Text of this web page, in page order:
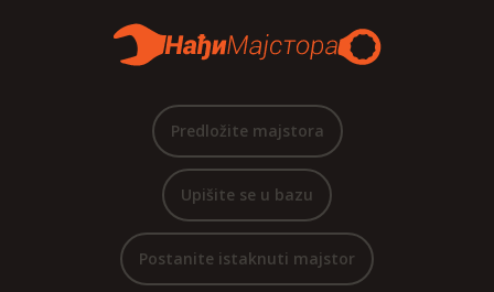
Predložite majstora
Upišite se u bazu
Postanite istaknuti majstor